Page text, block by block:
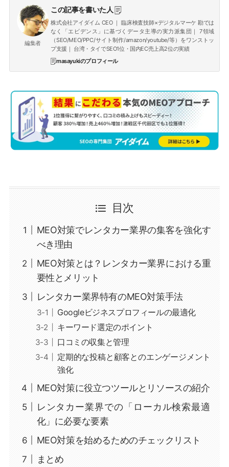
編集者
この記事を書いた人
株式会社アイダイム CEO ｜ 臨床検査技師×デジタルマーケ 勘では
なく「エビデンス」に基づくデータ主導の実力派集団｜ 7領域
（SEO/MEO/PPC/サイト制作/amazon/youtube/等）をワンストッ
プ支援｜ 台湾・タイでSEO1位・国内EC売上高2位の実績
masayukiのプロフィール
目次
MEO対策でレンタカー業界の集客を強化す
べき理由
MEO対策とは？レンタカー業界における重
要性とメリット
レンタカー業界特有のMEO対策手法
Googleビジネスプロフィールの最適化
キーワード選定のポイント
口コミの収集と管理
定期的な投稿と顧客とのエンゲージメント
強化
MEO対策に役立つツールとリソースの紹介
レンタカー業界での「ローカル検索最適
化」に必要な要素
MEO対策を始めるためのチェックリスト
まとめ